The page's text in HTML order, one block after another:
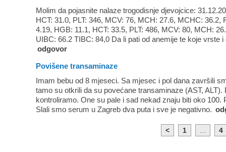
Molim da pojasnite nalaze trogodisnje djevojcice:
HCT: 31.0, PLT: 346, MCV: 76, MCH: 27.6, MCHC:
4.19, HGB: 11.1, HCT: 33.5, PLT: 486, MCV: 80, MCH:
UIBC: 66.2 TIBC: 84,0 Da li pati od anemije te koje vrste
odgovor
Povišene transaminaze
Imam bebu od 8 mjeseci. Sa mjesec i pol dana završili
tamo su otkrili da su povećane transaminaze (AST, ALT).
kontroliramo. One su pale i sad nekad znaju biti oko
Slali smo serum u Zagreb dva puta i sve je negativno.
< 1 4